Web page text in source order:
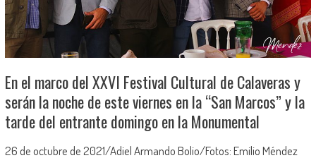
En el marco del XXVI Festival Cultural de Calaveras y
serán la noche de este viernes en la “San Marcos” y la
tarde del entrante domingo en la Monumental
26 de octubre de 2021/Adiel Armando Bolio/Fotos: Emilio Méndez